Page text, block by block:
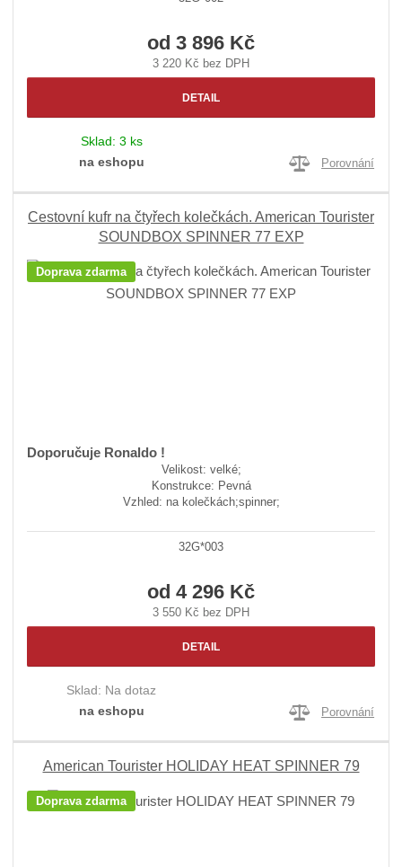
od 3 896 Kč
3 220 Kč bez DPH
DETAIL
Sklad: 3 ks
na eshopu
Porovnání
Cestovní kufr na čtyřech kolečkách. American Tourister
SOUNDBOX SPINNER 77 EXP
Doprava zdarma
Doporučuje Ronaldo !
Velikost: velké;
Konstrukce: Pevná
Vzhled: na kolečkách;spinner;
32G*003
od 4 296 Kč
3 550 Kč bez DPH
DETAIL
Sklad: Na dotaz
na eshopu
Porovnání
American Tourister HOLIDAY HEAT SPINNER 79
Doprava zdarma